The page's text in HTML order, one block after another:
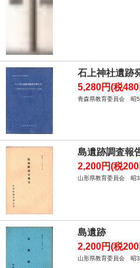
石上神社遺跡
5,280円(税
青森県教育委員会 昭
島遺跡調査報
2,200円(税
山形県教育委員会
島遺跡
2,200円(税
山形県教育委員会 昭